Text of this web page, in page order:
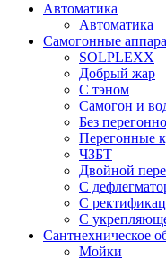
Автоматика
Автоматика
Самогонные
SOLPLEXX
Добрый жар
С тэном
Самогон и
Без
Перегонные
ЧЗБТ
Двойной
С
С
С
Сантнехническое
Мойки